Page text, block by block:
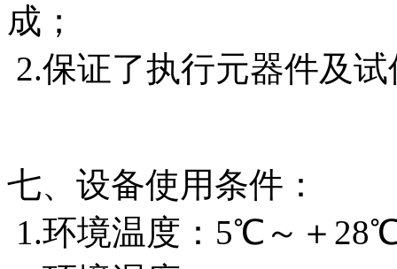
成；
2.保证了执行元器件及
七、设备使用条件：
1.环境温度：5℃～＋